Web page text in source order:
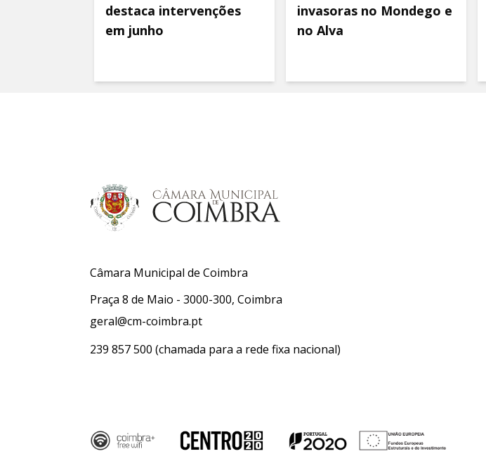
destaca intervenções
em junho
invasoras no Mondego e
no Alva
Câmara Municipal de Coimbra
Praça 8 de Maio - 3000-300, Coimbra
geral@cm-coimbra.pt
239 857 500 (chamada para a rede fixa nacional)